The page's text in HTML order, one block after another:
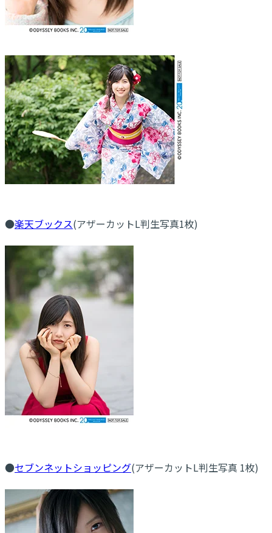
●楽天ブックス(アザーカットL判生写真1枚)
●セブンネットショッピング(アザーカットL判生写真 1枚)